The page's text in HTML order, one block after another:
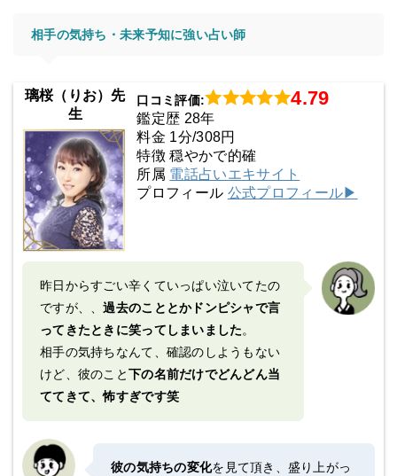
相手の気持ち・未来予知に強い占い師
璃桜（りお）先
生
口コミ評価: 4.79
鑑定歴 28年
料金 1分/308円
特徴 穏やかで的確
所属 電話占いエキサイト
プロフィール 公式プロフィール▶
昨日からすごい辛くていっぱい泣いてたの
ですが、、過去のこととかドンピシャで言
ってきたときに笑ってしまいました。
相手の気持ちなんて、確認のしようもない
けど、彼のこと下の名前だけでどんどん当
ててきて、怖すぎです笑
彼の気持ちの変化を見て頂き、盛り上がっ